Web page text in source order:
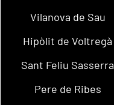
Vilanova de Sau
Hipòlit de Voltregà
Sant Feliu Sasserra
Pere de Ribes